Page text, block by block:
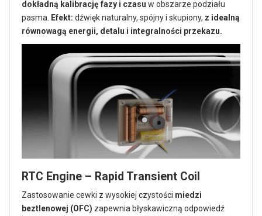
dokładną kalibrację fazy i czasu w obszarze podziału
pasma.
Efekt: dźwięk naturalny, spójny i skupiony, z idealną
równowagą energii, detalu i integralności przekazu.
RTC Engine – Rapid Transient Coil
Zastosowanie cewki z wysokiej czystości miedzi
beztlenowej (OFC) zapewnia błyskawiczną odpowiedź